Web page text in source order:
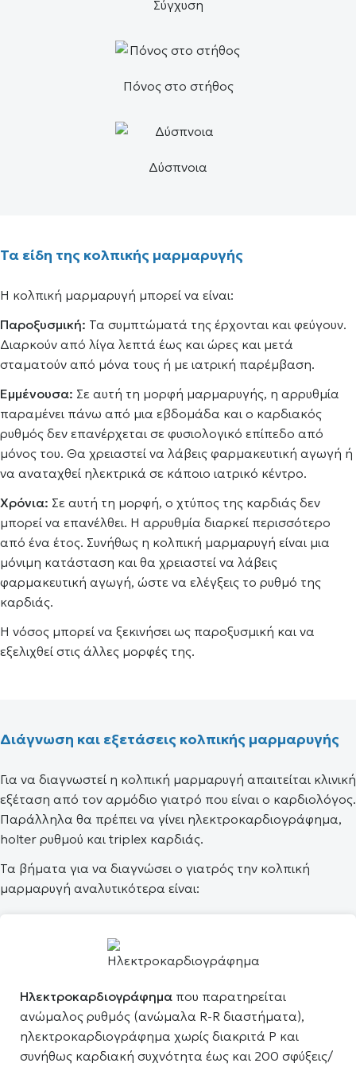
Σύγχυση
Πόνος στο στήθος
Δύσπνοια
Τα είδη της κολπικής μαρμαρυγής
Η κολπική μαρμαρυγή μπορεί να είναι:
Παροξυσμική: Τα συμπτώματά της έρχονται και φεύγουν.
Διαρκούν από λίγα λεπτά έως και ώρες και μετά
σταματούν από μόνα τους ή με ιατρική παρέμβαση.
Εμμένουσα: Σε αυτή τη μορφή μαρμαρυγής, η αρρυθμία
παραμένει πάνω από μια εβδομάδα και ο καρδιακός
ρυθμός δεν επανέρχεται σε φυσιολογικό επίπεδο από
μόνος του. Θα χρειαστεί να λάβεις φαρμακευτική αγωγή ή
να αναταχθεί ηλεκτρικά σε κάποιο ιατρικό κέντρο.
Χρόνια: Σε αυτή τη μορφή, ο χτύπος της καρδιάς δεν
μπορεί να επανέλθει. Η αρρυθμία διαρκεί περισσότερο
από ένα έτος. Συνήθως η κολπική μαρμαρυγή είναι μια
μόνιμη κατάσταση και θα χρειαστεί να λάβεις
φαρμακευτική αγωγή, ώστε να ελέγξεις το ρυθμό της
καρδιάς.
Η νόσος μπορεί να ξεκινήσει ως παροξυσμική και να
εξελιχθεί στις άλλες μορφές της.
Διάγνωση και εξετάσεις κολπικής μαρμαρυγής
Για να διαγνωστεί η κολπική μαρμαρυγή απαιτείται κλινική
εξέταση από τον αρμόδιο γιατρό που είναι ο καρδιολόγος.
Παράλληλα θα πρέπει να γίνει ηλεκτροκαρδιογράφημα,
holter ρυθμού και triplex καρδιάς.
Τα βήματα για να διαγνώσει ο γιατρός την κολπική
μαρμαρυγή αναλυτικότερα είναι:
Ηλεκτροκαρδιογράφημα που παρατηρείται
ανώμαλος ρυθμός (ανώμαλα R-R διαστήματα),
ηλεκτροκαρδιογράφημα χωρίς διακριτά Ρ και
συνήθως καρδιακή συχνότητα έως και 200 σφύξεις/